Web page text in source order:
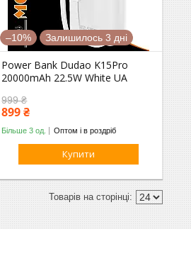
–10% Залишилось 3 дні
Power Bank Dudao K15Pro
20000mAh 22.5W White UA
999 ₴
899 ₴
Більше 3 од. Оптом і в роздріб
Купити